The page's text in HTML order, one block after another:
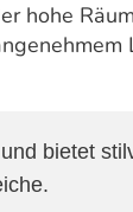
hohe
und bietet